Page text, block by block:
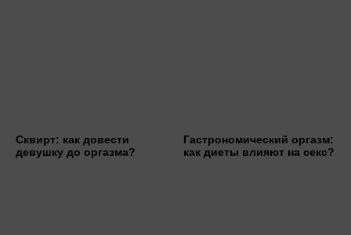
Сквирт: как довести
девушку до оргазма?
Гастрономический оргазм:
как диеты влияют на секс?